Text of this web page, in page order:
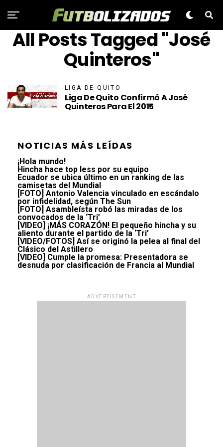
All Posts Tagged "José
Quinteros"
LIGA DE QUITO
Liga De Quito Confirmó A José
Quinteros Para El 2015
NOTICIAS MÁS LEÍDAS
¡Hola mundo!
Hincha hace top less por su equipo
Ecuador se ubica último en un ranking de las
camisetas del Mundial
[FOTO] Antonio Valencia vinculado en escándalo
por infidelidad, según The Sun
[FOTO] Asambleísta robó las miradas de los
convocados de la ‘Tri’
[VIDEO] ¡MÁS CORAZÓN! El pequeño hincha y su
aliento durante el partido de la ‘Tri’
[VIDEO/FOTOS] Así se originó la pelea al final del
Clásico del Astillero
[VIDEO] Cumple la promesa: Presentadora se
desnuda por clasificación de Francia al Mundial
ADVERTISEMENT